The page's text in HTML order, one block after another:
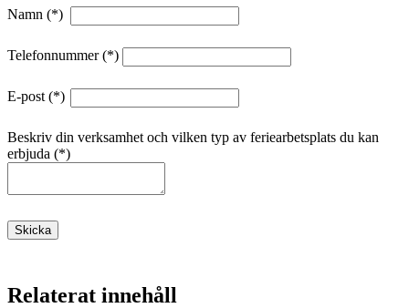
Namn
Telefonnummer
E-post
Beskriv din verksamhet och vilken typ av feriearbetsplats du kan
erbjuda
Skicka
Relaterat innehåll